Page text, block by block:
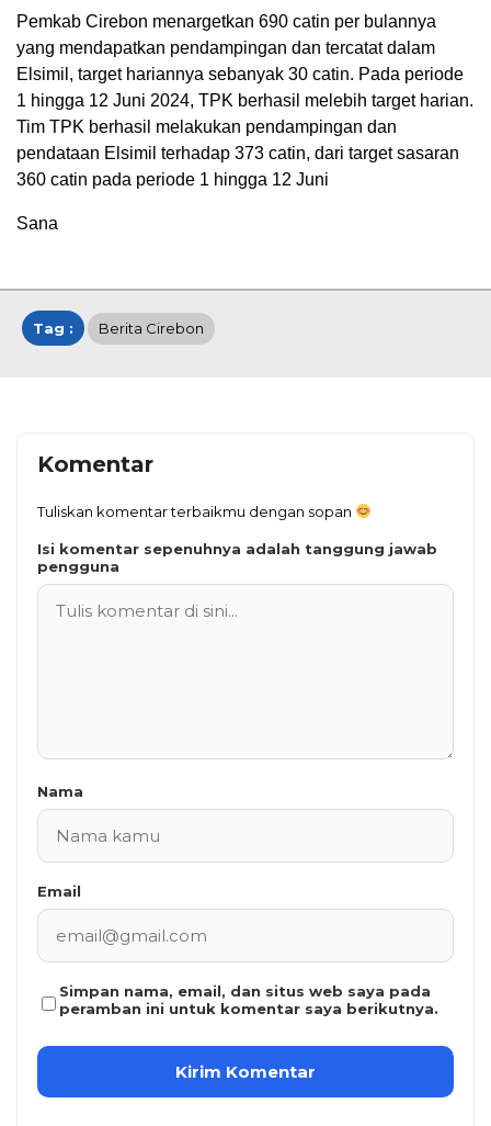
Pemkab Cirebon menargetkan 690 catin per bulannya
yang mendapatkan pendampingan dan tercatat dalam
Elsimil, target hariannya sebanyak 30 catin. Pada periode
1 hingga 12 Juni 2024, TPK berhasil melebih target harian.
Tim TPK berhasil melakukan pendampingan dan
pendataan Elsimil terhadap 373 catin, dari target sasaran
360 catin pada periode 1 hingga 12 Juni
Sana
Tag : Berita Cirebon
Komentar
Tuliskan komentar terbaikmu dengan sopan
Isi komentar sepenuhnya adalah tanggung jawab
pengguna
Nama
Email
Simpan nama, email, dan situs web saya pada
peramban ini untuk komentar saya berikutnya.